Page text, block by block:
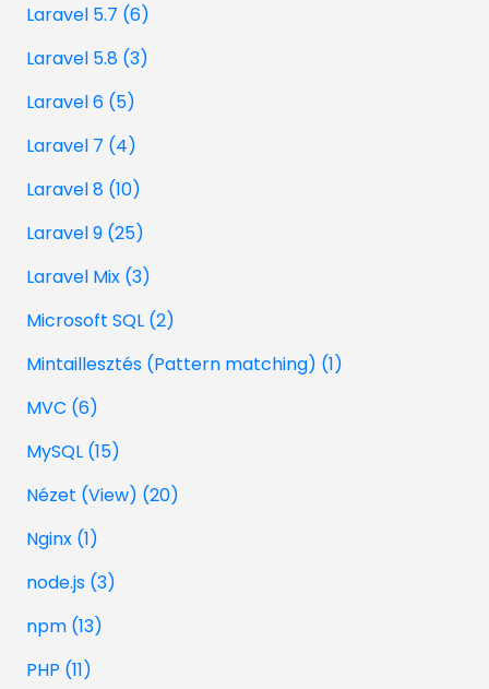
Laravel 5.7 (6)
Laravel 5.8 (3)
Laravel 6 (5)
Laravel 7 (4)
Laravel 8 (10)
Laravel 9 (25)
Laravel Mix (3)
Microsoft SQL (2)
Mintaillesztés (Pattern matching) (1)
MVC (6)
MySQL (15)
Nézet (View) (20)
Nginx (1)
node.js (3)
npm (13)
PHP (11)